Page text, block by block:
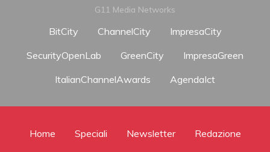
G11 Media Networks
BitCity ChannelCity
ImpresaCity
SecurityOpenLab
GreenCity
ImpresaGreen
ItalianChannelAwards
AgendaIct
Home Speciali Newsletter Redazione